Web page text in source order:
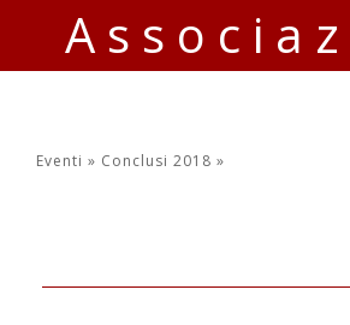
Eventi » Conclusi 2018 »